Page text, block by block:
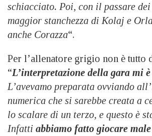
schiacciato. Poi, con il passare
maggior stanchezza di Kolaj e
anche Corazza“.
Per l’allenatore grigio non è tutto
“L’interpretazione della gara mi
L’avevamo preparata ovviando
numerica che si sarebbe creata a
lo scalare di un terzo, e questo è
Infatti abbiamo fatto giocare